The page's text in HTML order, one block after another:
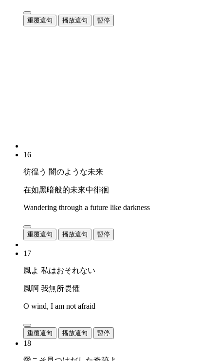
重覆這句 播放這句 暫停
16
彷徨う 闇のような未来
在如黑暗般的未來中徘徊
Wandering through a future like darkness
重覆這句 播放這句 暫停
17
風よ 私はおそれない
風啊 我無所畏懼
O wind, I am not afraid
重覆這句 播放這句 暫停
18